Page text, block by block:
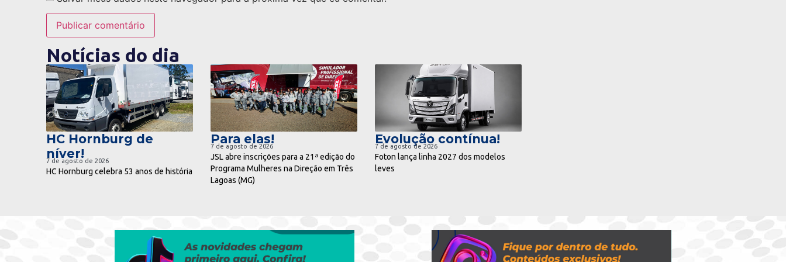
Notícias do dia
ir para notícia
HC Hornburg de
níver!
7 de agosto de 2026
HC Hornburg celebra 53 anos de história
ir para notícia
Para elas!
7 de agosto de 2026
JSL abre inscrições para a 21ª edição do
Programa Mulheres na Direção em Três
Lagoas (MG)
ir para notícia
Evolução contínua!
7 de agosto de 2026
Foton lança linha 2027 dos modelos
leves